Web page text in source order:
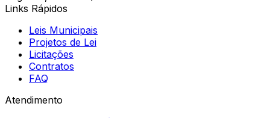
Links Rápidos
Leis Municipais
Projetos de Lei
Licitações
Contratos
FAQ
Atendimento